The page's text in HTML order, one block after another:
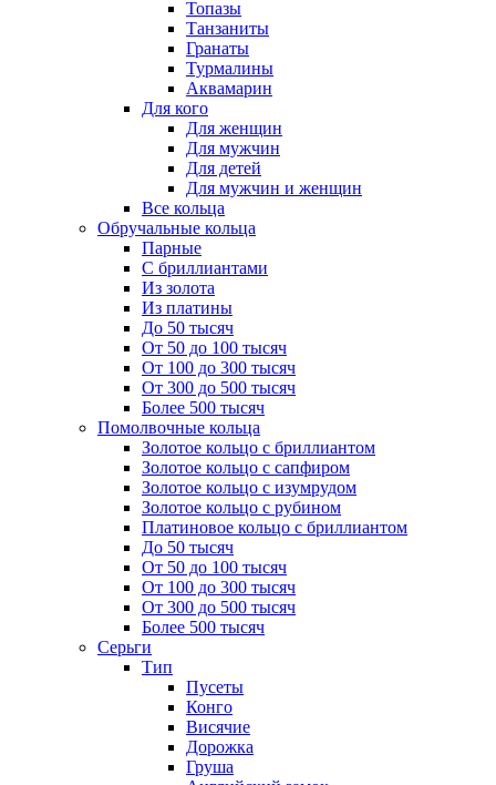
Топазы
Танзаниты
Гранаты
Турмалины
Аквамарин
Для кого
Для женщин
Для мужчин
Для детей
Для мужчин и женщин
Все кольца
Обручальные кольца
Парные
С бриллиантами
Из золота
Из платины
До 50 тысяч
От 50 до 100 тысяч
От 100 до 300 тысяч
От 300 до 500 тысяч
Более 500 тысяч
Помолвочные кольца
Золотое кольцо с бриллиантом
Золотое кольцо с сапфиром
Золотое кольцо с изумрудом
Золотое кольцо с рубином
Платиновое кольцо с бриллиантом
До 50 тысяч
От 50 до 100 тысяч
От 100 до 300 тысяч
От 300 до 500 тысяч
Более 500 тысяч
Серьги
Тип
Пусеты
Конго
Висячие
Дорожка
Груша